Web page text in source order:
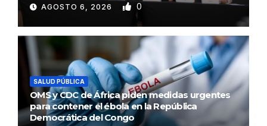
AGOSTO 6, 2026 0
SALUD PÚBLICA
OMS y CDC de África piden medidas urgentes
para contener el ébola en la República
Democrática del Congo